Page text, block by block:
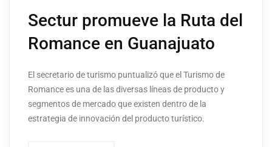
Sectur promueve la Ruta del
Romance en Guanajuato
El secretario de turismo puntualizó que el Turismo de
Romance es una de las diversas líneas de producto y
segmentos de mercado que existen dentro de la
estrategia de innovación del producto turístico.